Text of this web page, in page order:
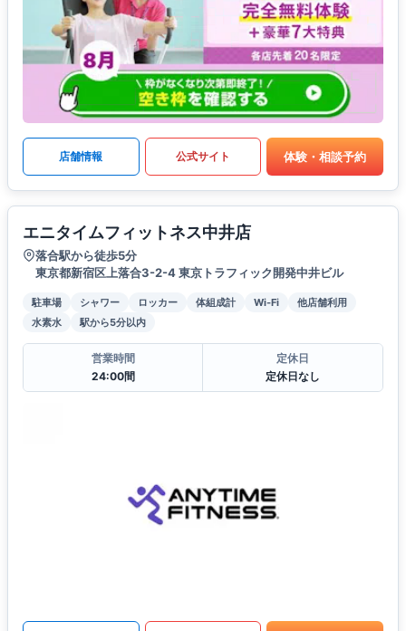
店舗情報 公式サイト 体験・相談予約
エニタイムフィットネス中井店
落合駅から徒歩5分
東京都新宿区上落合3-2-4 東京トラフィック開発中井ビル
駐車場 シャワー ロッカー 体組成計 Wi-Fi
他店舗利用
水素水
駅から5分以内
営業時間
24:00間
定休日
定休日なし